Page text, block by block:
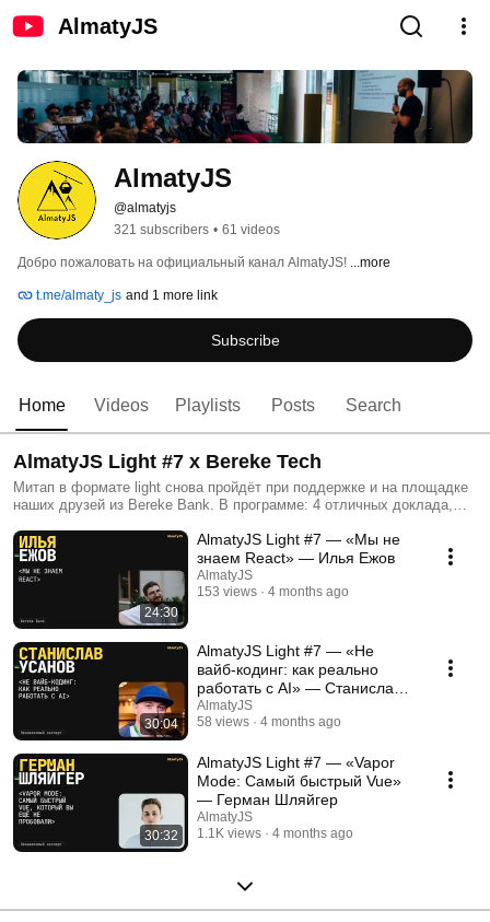
AlmatyJS
AlmatyJS
@almatyjs
321 subscribers • 61 videos
Добро пожаловать на официальный канал AlmatyJS! ...more
t.me/almaty_js and 1 more link
Subscribe
Home Videos Playlists Posts Search
AlmatyJS Light #7 x Bereke Tech
Митап в формате light снова пройдёт при поддержке и на площадке
наших друзей из Bereke Bank. В программе: 4 отличных доклада,
24:30
AlmatyJS Light #7 — «Мы не
знаем React» — Илья Ежов
AlmatyJS
153 views
4 months ago
30:04
AlmatyJS Light #7 — «Не
вайб-кодинг: как реально
работать с AI» — Станислав
Усанов
AlmatyJS
58 views
4 months ago
30:32
AlmatyJS Light #7 — «Vapor
Mode: Самый быстрый Vue»
— Герман Шляйгер
AlmatyJS
1.1K views
4 months ago